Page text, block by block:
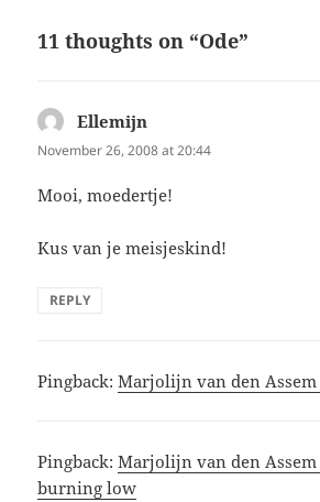
11 thoughts on “Ode”
Ellemijn
November 26, 2008 at 20:44
Mooi, moedertje!
Kus van je meisjeskind!
REPLY
Pingback:Marjolijn van den Assem
Pingback:Marjolijn van den Assem
burning low